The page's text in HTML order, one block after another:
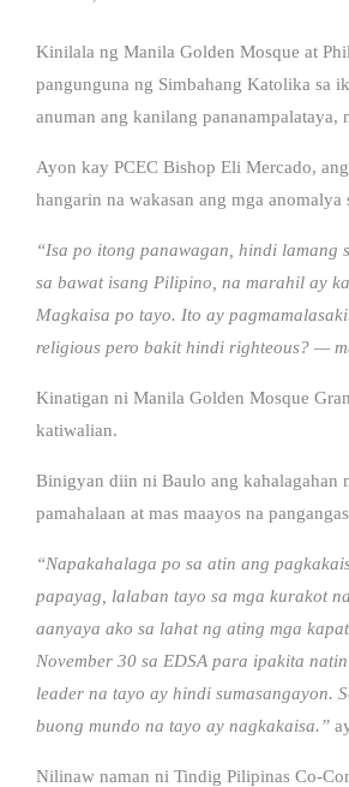
Kinilala ng Manila Golden Mosque at
pangunguna ng Simbahang Katolika sa
anuman ang kanilang
Ayon kay PCEC Bishop Eli Mercado,
hangarin na wakasan ang mga anomalya
“Isa po itong panawagan, hindi lamang
sa bawat isang Pilipino, na marahil ay
Magkaisa po tayo. Ito ay
religious pero bakit hindi righteous? —
Kinatigan ni Manila Golden Mosque
katiwalian.
Binigyan diin ni Baulo ang kahalagahan
pamahalaan at mas maayos na
“Napakahalaga po sa atin ang
papayag, lalaban tayo sa mga kurakot
aanyaya ako sa lahat ng ating mga
November 30 sa EDSA para ipakita
leader na tayo ay hindi sumasangayon.
buong mundo na tayo ay nagkakaisa.”
Nilinaw naman ni Tindig Pilipinas Co-